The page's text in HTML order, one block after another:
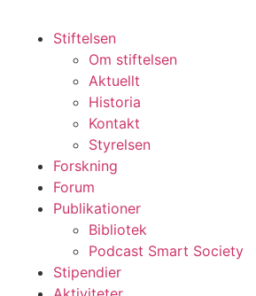
Stiftelsen
Om stiftelsen
Aktuellt
Historia
Kontakt
Styrelsen
Forskning
Forum
Publikationer
Bibliotek
Podcast Smart Society
Stipendier